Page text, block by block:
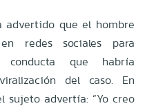
que el hombre
redes sociales para
conducta que habría
del caso. En
sujeto advertía: “Yo creo